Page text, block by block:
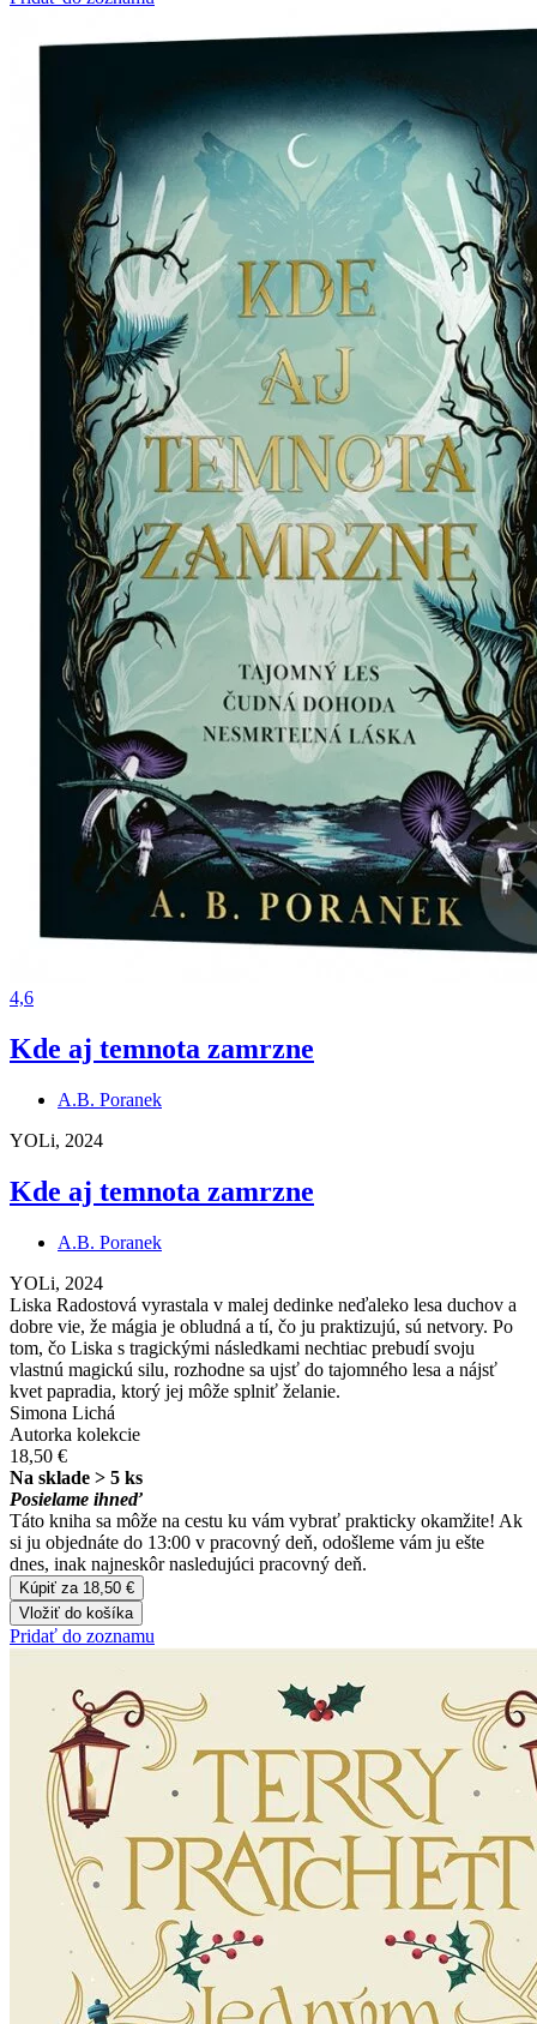
4,6
Kde aj temnota zamrzne
A.B. Poranek
YOLi, 2024
Kde aj temnota zamrzne
A.B. Poranek
YOLi, 2024
Liska Radostová vyrastala v malej dedinke neďaleko lesa duchov a
dobre vie, že mágia je obludná a tí, čo ju praktizujú, sú netvory. Po
tom, čo Liska s tragickými následkami nechtiac prebudí svoju
vlastnú magickú silu, rozhodne sa ujsť do tajomného lesa a nájsť
kvet papradia, ktorý jej môže splniť želanie.
Simona Lichá
Autorka kolekcie
18,50 €
Na sklade > 5 ks
Posielame ihneď
Táto kniha sa môže na cestu ku vám vybrať prakticky okamžite! Ak
si ju objednáte do 13:00 v pracovný deň, odošleme vám ju ešte
dnes, inak najneskôr nasledujúci pracovný deň.
Kúpiť za 18,50 €
Vložiť do košíka
Pridať do zoznamu